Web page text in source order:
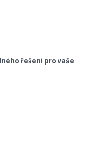
řešení pro vaše